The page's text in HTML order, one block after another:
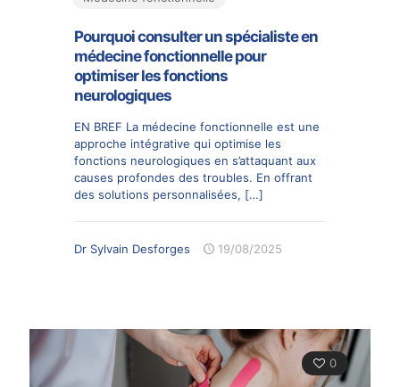
Pourquoi consulter un spécialiste en
médecine fonctionnelle pour
optimiser les fonctions
neurologiques
EN BREF La médecine fonctionnelle est une
approche intégrative qui optimise les
fonctions neurologiques en s’attaquant aux
causes profondes des troubles. En offrant
des solutions personnalisées, […]
Dr Sylvain Desforges 19/08/2025
0